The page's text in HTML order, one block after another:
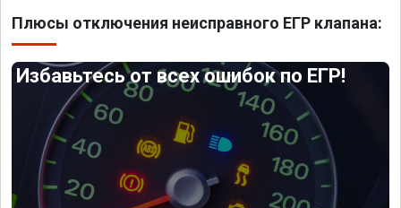
Плюсы отключения неисправного ЕГР клапана:
Избавьтесь от всех ошибок по ЕГР!